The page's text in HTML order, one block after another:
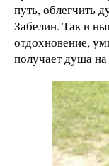
путь, облегчить
Забелин. Так и
отдохновение,
получает душа